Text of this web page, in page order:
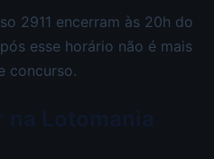
2911 encerram às 20h do
esse horário não é mais
concurso.